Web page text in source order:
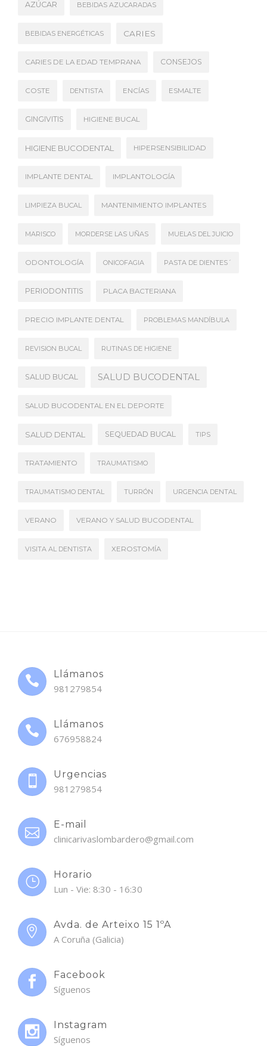
AZÚCAR BEBIDAS AZUCARADAS
BEBIDAS ENERGÉTICAS CARIES
CARIES DE LA EDAD TEMPRANA CONSEJOS
COSTE DENTISTA ENCÍAS ESMALTE
GINGIVITIS HIGIENE BUCAL
HIGIENE BUCODENTAL HIPERSENSIBILIDAD
IMPLANTE DENTAL IMPLANTOLOGÍA
LIMPIEZA BUCAL MANTENIMIENTO IMPLANTES
MARISCO MORDERSE LAS UÑAS MUELAS DEL JUICIO
ODONTOLOGÍA ONICOFAGIA PASTA DE DIENTES´
PERIODONTITIS PLACA BACTERIANA
PRECIO IMPLANTE DENTAL PROBLEMAS MANDÍBULA
REVISION BUCAL RUTINAS DE HIGIENE
SALUD BUCAL SALUD BUCODENTAL
SALUD BUCODENTAL EN EL DEPORTE
SALUD DENTAL SEQUEDAD BUCAL TIPS
TRATAMIENTO TRAUMATISMO
TRAUMATISMO DENTAL TURRÓN URGENCIA DENTAL
VERANO VERANO Y SALUD BUCODENTAL
VISITA AL DENTISTA XEROSTOMÍA
Llámanos
981279854
Llámanos
676958824
Urgencias
981279854
E-mail
clinicarivaslombardero@gmail.com
Horario
Lun - Vie: 8:30 - 16:30
Avda. de Arteixo 15 1ºA
A Coruña (Galicia)
Facebook
Síguenos
Instagram
Síguenos